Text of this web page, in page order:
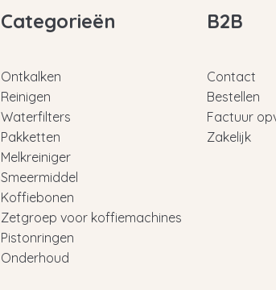
Categorieën
Ontkalken
Reinigen
Waterfilters
Pakketten
Melkreiniger
Smeermiddel
Koffiebonen
Zetgroep voor koffiemachines
Pistonringen
Onderhoud
B2B
Contact
Bestellen
Factuur
Zakelijk